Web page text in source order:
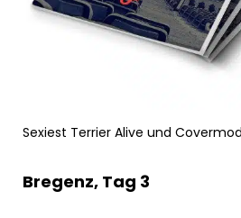
Sexiest Terrier Alive und
Bregenz, Tag 3